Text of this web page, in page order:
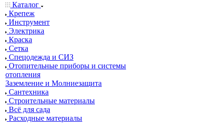
Каталог
Крепеж
Инструмент
Электрика
Краска
Сетка
Спецодежда и СИЗ
Отопительные приборы и системы
отопления
Заземление и Молниезащита
Сантехника
Строительные материалы
Всё для сада
Расходные материалы